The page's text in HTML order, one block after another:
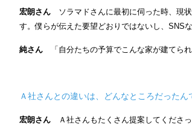
宏朗さん
ソラマドさんに最初に伺った時、現
す。僕らが伝えた要望どおりではないし、SNS
純さん 「自分たちの予算でこんな家が建てら
Ａ社さんとの違いは、どんなところだったん
宏朗さん
Ａ社さんもたくさん提案してくださ